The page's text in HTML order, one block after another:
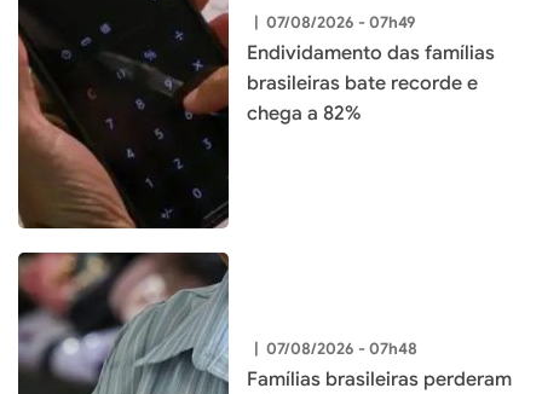
| 07/08/2026 - 07h49
Endividamento das famílias
brasileiras bate recorde e
chega a 82%
| 07/08/2026 - 07h48
Famílias brasileiras perderam